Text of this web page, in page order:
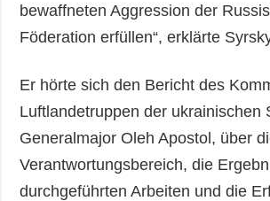
bewaffneten Aggression der
Föderation erfüllen“, erklärte
Er hörte sich den Bericht des
Luftlandetruppen der ukrainischen
Generalmajor Oleh Apostol, über
Verantwortungsbereich, die
durchgeführten Arbeiten und die